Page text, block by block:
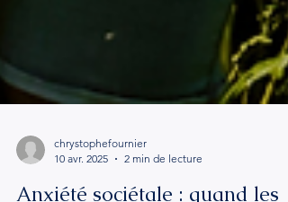
10 avr. 2025
2 min de lecture